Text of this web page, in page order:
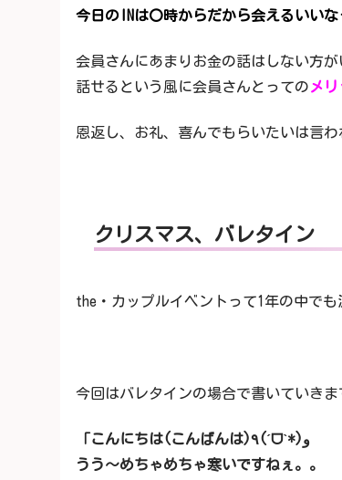
今日のINは〇時からだから会えるいいな
会員さんにあまりお金の話はしない方
話せるという風に会員さんとっての メリ
恩返し、お礼、喜んでもらいたいは
クリスマス、バレタイン
the・カップルイベントって1年の中で
今回はバレタインの場合で書いていきま
「こんにちは(こんばんは)٩(ˊᗜˋ*)و
うう〜めちゃめちゃ寒いですねぇ。。